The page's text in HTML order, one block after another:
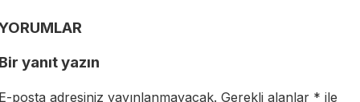
yanıt yazın
posta adresiniz yayınlanmayacak. Gerekli alanlar * ile